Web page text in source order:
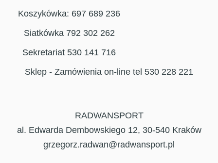
Koszykówka: 697 689 236
Siatkówka 792 302 262
Sekretariat 530 141 716
Sklep - Zamówienia on-line tel 530 228 221
RADWANSPORT
al. Edwarda Dembowskiego 12, 30-540 Kraków
grzegorz.radwan@radwansport.pl